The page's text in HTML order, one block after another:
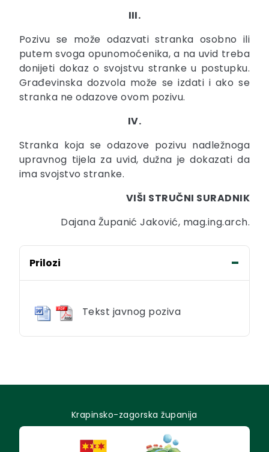
III.
Pozivu se može odazvati stranka osobno ili
putem svoga opunomoćenika, a na uvid treba
donijeti dokaz o svojstvu stranke u postupku.
Građevinska dozvola može se izdati i ako se
stranka ne odazove ovom pozivu.
IV.
Stranka koja se odazove pozivu nadležnoga
upravnog tijela za uvid, dužna je dokazati da
ima svojstvo stranke.
VIŠI STRUČNI SURADNIK
Dajana Županić Jaković, mag.ing.arch.
Prilozi
Tekst javnog poziva
Krapinsko-zagorska županija